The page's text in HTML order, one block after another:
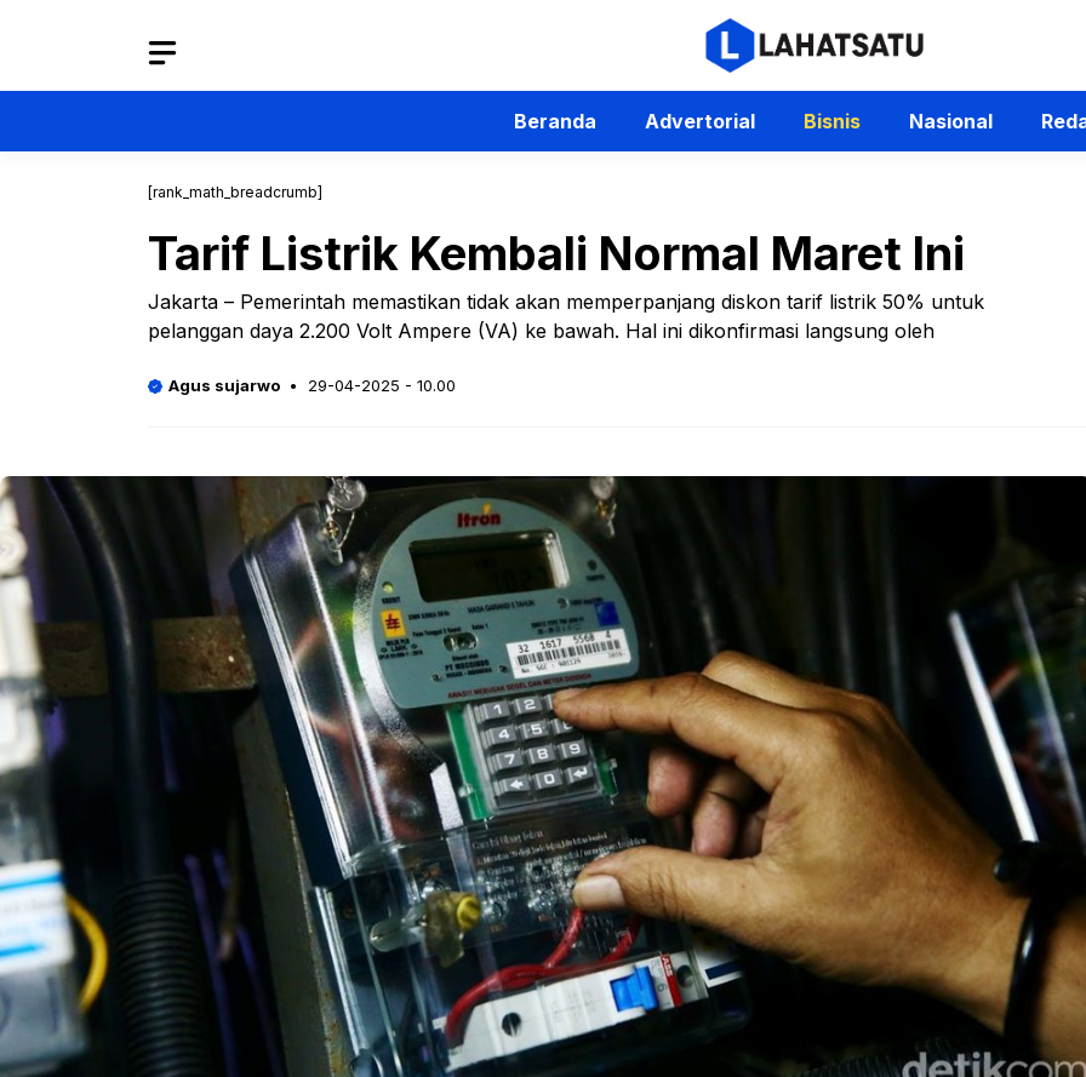
Beranda
Advertorial Bisnis Nasional
[rank_math_breadcrumb]
Tarif Listrik Kembali Normal Maret Ini
Jakarta – Pemerintah memastikan tidak akan memperpanjang diskon tarif listrik 50% untuk
pelanggan daya 2.200 Volt Ampere (VA) ke bawah. Hal ini dikonfirmasi langsung oleh
Agus sujarwo 29-04-2025 - 10.00